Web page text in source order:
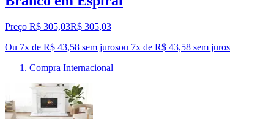
Preço R$ 305,03R$ 305,03
Ou 7x de R$ 43,58 sem jurosou 7x de R$ 43,58 sem juros
Compra Internacional